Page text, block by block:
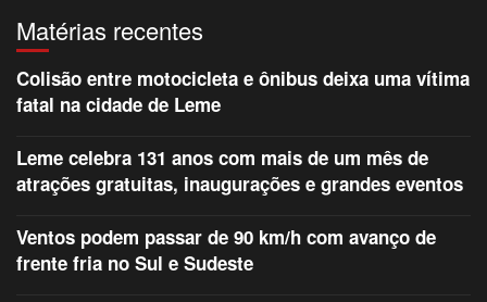
Matérias recentes
Colisão entre motocicleta e ônibus deixa uma vítima
fatal na cidade de Leme
Leme celebra 131 anos com mais de um mês de
atrações gratuitas, inaugurações e grandes eventos
Ventos podem passar de 90 km/h com avanço de
frente fria no Sul e Sudeste